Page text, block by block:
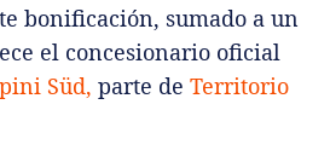
bonificación, sumado a un
el concesionario oficial
Süd, parte de Territorio